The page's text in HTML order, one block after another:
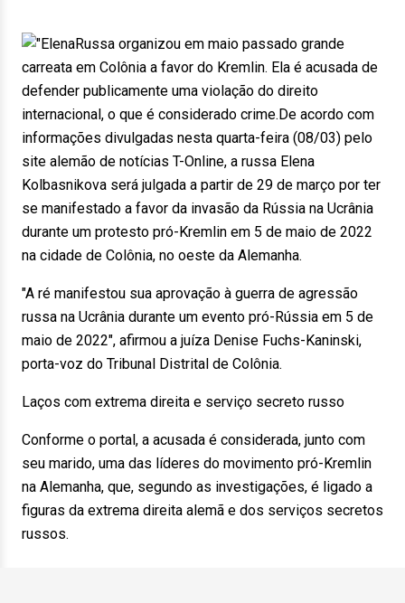
Russa organizou em maio passado grande
carreata em Colônia a favor do Kremlin. Ela é acusada de
defender publicamente uma violação do direito
internacional, o que é considerado crime.De acordo com
informações divulgadas nesta quarta-feira (08/03) pelo
site alemão de notícias T-Online, a russa Elena
Kolbasnikova será julgada a partir de 29 de março por ter
se manifestado a favor da invasão da Rússia na Ucrânia
durante um protesto pró-Kremlin em 5 de maio de 2022
na cidade de Colônia, no oeste da Alemanha.
"A ré manifestou sua aprovação à guerra de agressão
russa na Ucrânia durante um evento pró-Rússia em 5 de
maio de 2022", afirmou a juíza Denise Fuchs-Kaninski,
porta-voz do Tribunal Distrital de Colônia.
Laços com extrema direita e serviço secreto russo
Conforme o portal, a acusada é considerada, junto com
seu marido, uma das líderes do movimento pró-Kremlin
na Alemanha, que, segundo as investigações, é ligado a
figuras da extrema direita alemã e dos serviços secretos
russos.